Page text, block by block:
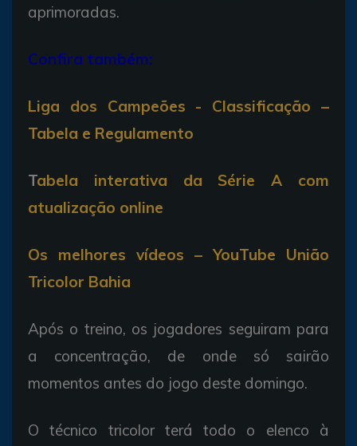
aprimoradas.
Confira também:
Liga dos Campeões - Classificação –
Tabela e Regulamento
Tabela interativa da Série A com
atualização online
Os melhores vídeos – YouTube União
Tricolor Bahia
Após o treino, os jogadores seguiram para
a concentração, de onde só sairão
momentos antes do jogo deste domingo.
O técnico tricolor terá todo o elenco à